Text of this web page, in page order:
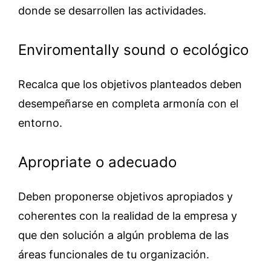
donde se desarrollen las actividades.
Enviromentally sound o ecológico
Recalca que los objetivos planteados deben
desempeñarse en completa armonía con el
entorno.
Apropriate o adecuado
Deben proponerse objetivos apropiados y
coherentes con la realidad de la empresa y
que den solución a algún problema de las
áreas funcionales de tu organización.